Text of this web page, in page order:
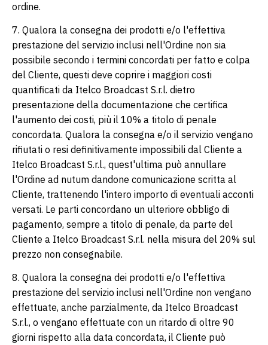
ordine.
7. Qualora la consegna dei prodotti e/o l'effettiva
prestazione del servizio inclusi nell'Ordine non sia
possibile secondo i termini concordati per fatto e colpa
del Cliente, questi deve coprire i maggiori costi
quantificati da Itelco Broadcast S.r.l. dietro
presentazione della documentazione che certifica
l'aumento dei costi, più il 10% a titolo di penale
concordata. Qualora la consegna e/o il servizio vengano
rifiutati o resi definitivamente impossibili dal Cliente a
Itelco Broadcast S.r.l., quest'ultima può annullare
l'Ordine ad nutum dandone comunicazione scritta al
Cliente, trattenendo l'intero importo di eventuali acconti
versati. Le parti concordano un ulteriore obbligo di
pagamento, sempre a titolo di penale, da parte del
Cliente a Itelco Broadcast S.r.l. nella misura del 20% sul
prezzo non consegnabile.
8. Qualora la consegna dei prodotti e/o l'effettiva
prestazione del servizio inclusi nell'Ordine non vengano
effettuate, anche parzialmente, da Itelco Broadcast
S.r.l., o vengano effettuate con un ritardo di oltre 90
giorni rispetto alla data concordata, il Cliente può